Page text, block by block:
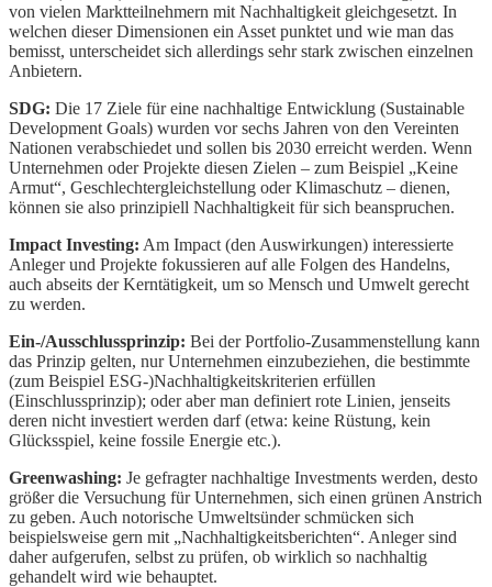
von vielen Marktteilnehmern mit Nachhaltigkeit gleichgesetzt. In
welchen dieser Dimensionen ein Asset punktet und wie man das
bemisst, unterscheidet sich allerdings sehr stark zwischen einzelnen
Anbietern.
SDG: Die 17 Ziele für eine nachhaltige Entwicklung (Sustainable
Development Goals) wurden vor sechs Jahren von den Vereinten
Nationen verabschiedet und sollen bis 2030 erreicht werden. Wenn
Unternehmen oder Projekte diesen Zielen – zum Beispiel „Keine
Armut“, Geschlechtergleichstellung oder Klimaschutz – dienen,
können sie also prinzipiell Nachhaltigkeit für sich beanspruchen.
Impact Investing: Am Impact (den Auswirkungen) interessierte
Anleger und Projekte fokussieren auf alle Folgen des Handelns,
auch abseits der Kerntätigkeit, um so Mensch und Umwelt gerecht
zu werden.
Ein-/Ausschlussprinzip: Bei der Portfolio-Zusammenstellung kann
das Prinzip gelten, nur Unternehmen einzubeziehen, die bestimmte
(zum Beispiel ESG-)Nachhaltigkeitskriterien erfüllen
(Einschlussprinzip); oder aber man definiert rote Linien, jenseits
deren nicht investiert werden darf (etwa: keine Rüstung, kein
Glücksspiel, keine fossile Energie etc.).
Greenwashing: Je gefragter nachhaltige Investments werden, desto
größer die Versuchung für Unternehmen, sich einen grünen Anstrich
zu geben. Auch notorische Umweltsünder schmücken sich
beispielsweise gern mit „Nachhaltigkeitsberichten“. Anleger sind
daher aufgerufen, selbst zu prüfen, ob wirklich so nachhaltig
gehandelt wird wie behauptet.